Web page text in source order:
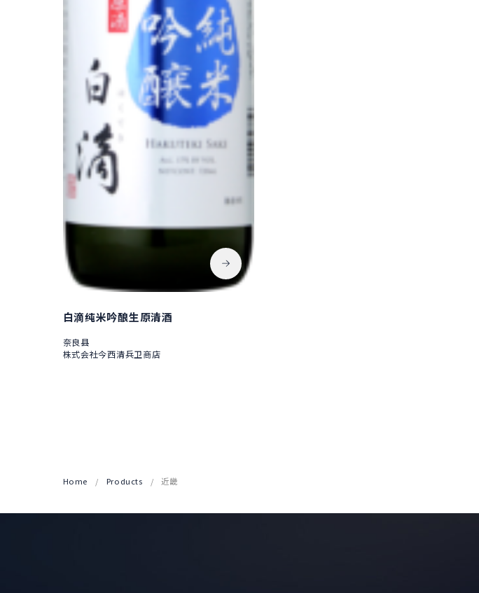
白滴纯米吟酿生原清酒
奈良县
株式会社今西清兵卫商店
Home Products 近畿